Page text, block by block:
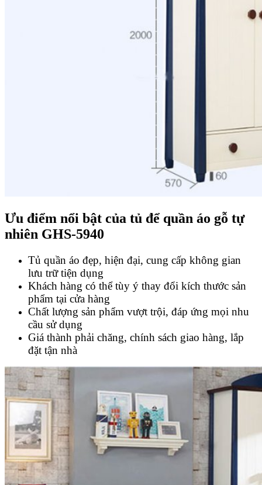
Ưu điểm nổi bật của tủ để quần áo gỗ tự
nhiên GHS-5940
Tủ quần áo đẹp, hiện đại, cung cấp không gian
lưu trữ tiện dụng
Khách hàng có thể tùy ý thay đổi kích thước sản
phẩm tại cửa hàng
Chất lượng sản phẩm vượt trội, đáp ứng mọi nhu
cầu sử dụng
Giá thành phải chăng, chính sách giao hàng, lắp
đặt tận nhà